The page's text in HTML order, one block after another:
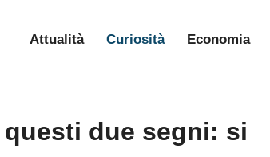
Attualità Curiosità Economia
due segni: si